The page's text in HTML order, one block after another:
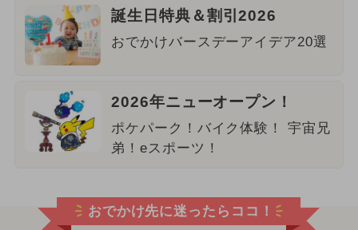
誕生日特典＆割引2026
おでかけバースデーアイデア20選
2026年ニューオープン！
ポケパーク！バイク体験！ 宇宙兄
弟！eスポーツ！
おでかけ先に迷ったらココ！